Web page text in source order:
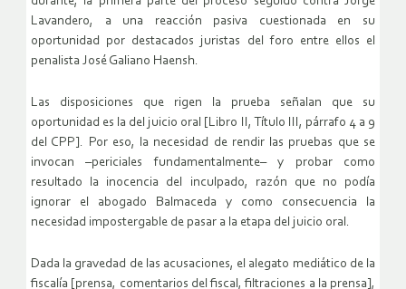
Lavandero, a una reacción pasiva cuestionada en su
oportunidad por destacados juristas del foro entre ellos el
penalista José Galiano Haensh.
Las disposiciones que rigen la prueba señalan que su
oportunidad es la del juicio oral [Libro II, Título III, párrafo 4 a 9
del CPP]. Por eso, la necesidad de rendir las pruebas que se
invocan –periciales fundamentalmente– y probar como
resultado la inocencia del inculpado, razón que no podía
ignorar el abogado Balmaceda y como consecuencia la
necesidad impostergable de pasar a la etapa del juicio oral.
Dada la gravedad de las acusaciones, el alegato mediático de la
fiscalía [prensa, comentarios del fiscal, filtraciones a la prensa],